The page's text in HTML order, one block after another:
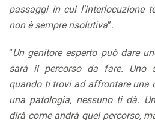
passaggi in cui l'interlocuzione
non è sempre risolutiva”.
“Un genitore esperto può dare
sarà il percorso da fare. Uno
quando ti trovi ad affrontare una
una patologia, nessuno ti dà.
dirà come andrà quel percorso,